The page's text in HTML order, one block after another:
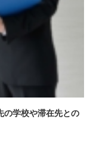
の学校や滞在先との